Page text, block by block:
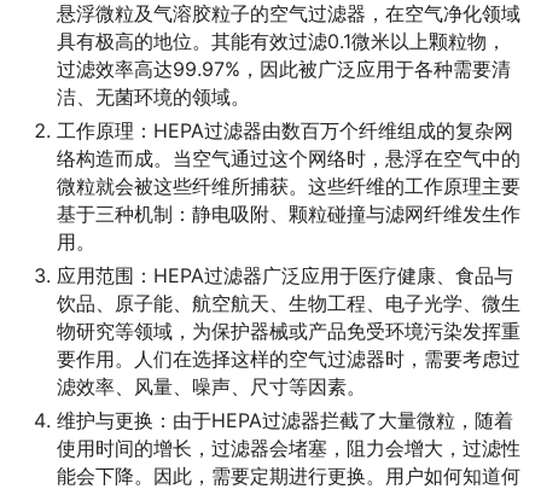
悬浮微粒及气溶胶粒子的空气过滤器，在空气净化领域
具有极高的地位。其能有效过滤0.1微米以上颗粒物，
过滤效率高达99.97%，因此被广泛应用于各种需要清
洁、无菌环境的领域。
工作原理：HEPA过滤器由数百万个纤维组成的复杂网
络构造而成。当空气通过这个网络时，悬浮在空气中的
微粒就会被这些纤维所捕获。这些纤维的工作原理主要
基于三种机制：静电吸附、颗粒碰撞与滤网纤维发生作
用。
应用范围：HEPA过滤器广泛应用于医疗健康、食品与
饮品、原子能、航空航天、生物工程、电子光学、微生
物研究等领域，为保护器械或产品免受环境污染发挥重
要作用。人们在选择这样的空气过滤器时，需要考虑过
滤效率、风量、噪声、尺寸等因素。
维护与更换：由于HEPA过滤器拦截了大量微粒，随着
使用时间的增长，过滤器会堵塞，阻力会增大，过滤性
能会下降。因此，需要定期进行更换。用户如何知道何